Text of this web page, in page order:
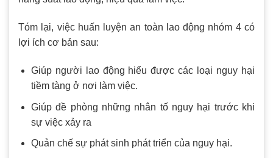
Tóm lại, việc huấn luyện an toàn lao động nhóm 4 có
lợi ích cơ bản sau:
Giúp người lao động hiểu được các loại nguy hại
tiềm tàng ở nơi làm việc.
Giúp đề phòng những nhân tố nguy hại trước khi
sự việc xảy ra
Quản chế sự phát sinh phát triển của nguy hại.